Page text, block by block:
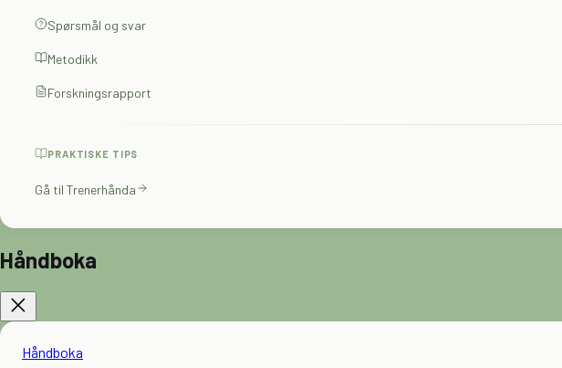
Spørsmål og svar
Metodikk
Forskningsrapport
PRAKTISKE TIPS
Gå til Trenerhånda
Håndboka
Håndboka